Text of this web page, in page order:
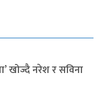
खोज्दै नरेश र सविना